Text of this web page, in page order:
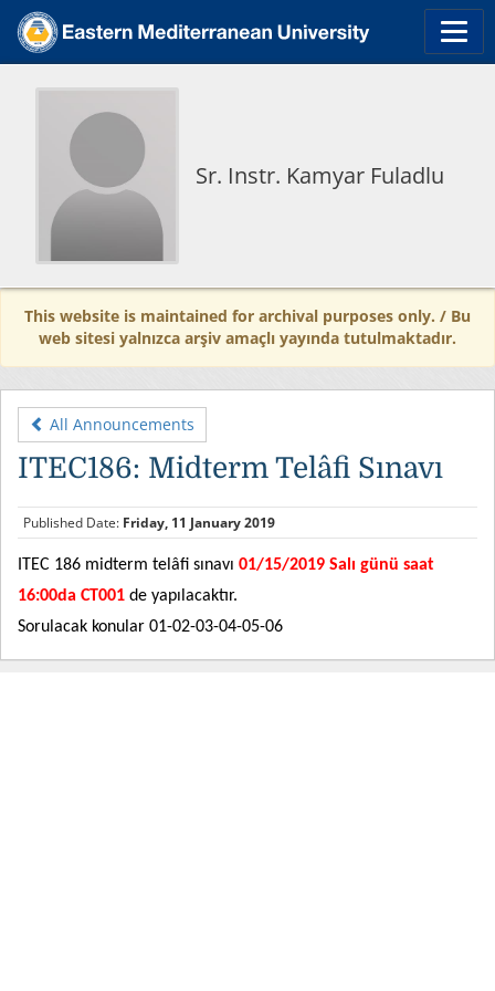
Sr. Instr. Kamyar Fuladlu
This website is maintained for archival purposes only. / Bu
web sitesi yalnızca arşiv amaçlı yayında tutulmaktadır.
All Announcements
ITEC186: Midterm Telâfi Sınavı
Published Date: Friday, 11 January 2019
ITEC 186 midterm telâfi sınavı 01/15/2019 Salı günü saat
16:00da CT001 de yapılacaktır.
Sorulacak konular 01-02-03-04-05-06